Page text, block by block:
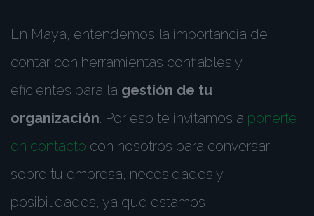
En Maya, entendemos la importancia de
contar con herramientas confiables y
eficientes para la gestión de tu
organización. Por eso te invitamos a ponerte
en contacto con nosotros para conversar
sobre tu empresa, necesidades y
posibilidades, ya que estamos